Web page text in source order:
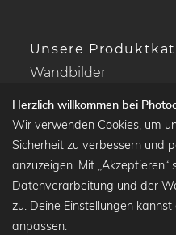
Unsere
Wandbilder
Kalender
Beliebte
Wandbilder in
Herzlich willkommen bei
Wir verwenden Cookies, um
Sicherheit zu verbessern und
anzuzeigen. Mit
Datenverarbeitung und der
zu. Deine Einstellungen
anpassen.